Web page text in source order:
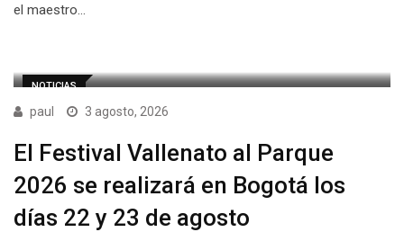
el maestro…
NOTICIAS
paul 3 agosto, 2026
El Festival Vallenato al Parque
2026 se realizará en Bogotá los
días 22 y 23 de agosto